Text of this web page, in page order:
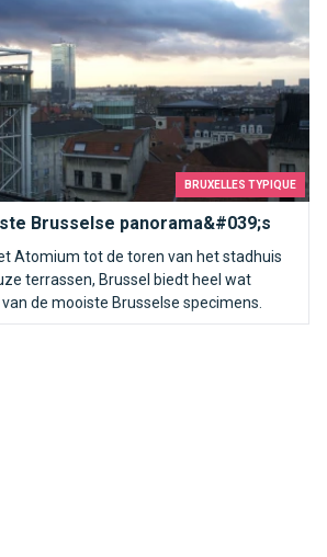
BRUXELLES TYPIQUE
Brusselse panorama&#039;s
Atomium tot de toren van het stadhuis
terrassen, Brussel biedt heel wat
de mooiste Brusselse specimens.